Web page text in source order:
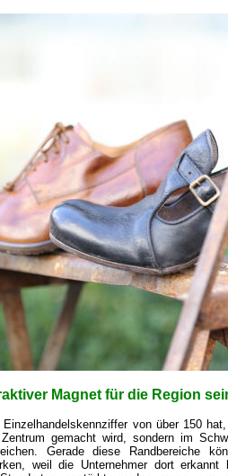
Magnet für die Region
Einzelhandelskennziffer von über 150
gemacht wird, sondern im
Gerade diese Randbereiche
weil die Unternehmer dort